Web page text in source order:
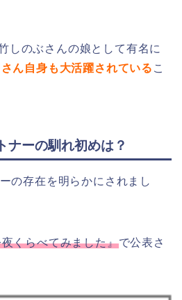
しのぶさんの娘として有名に
さん自身も大活躍されている こ
ナーの馴れ初めは？
の存在を明らかにされまし
くらべてみました』で公表さ